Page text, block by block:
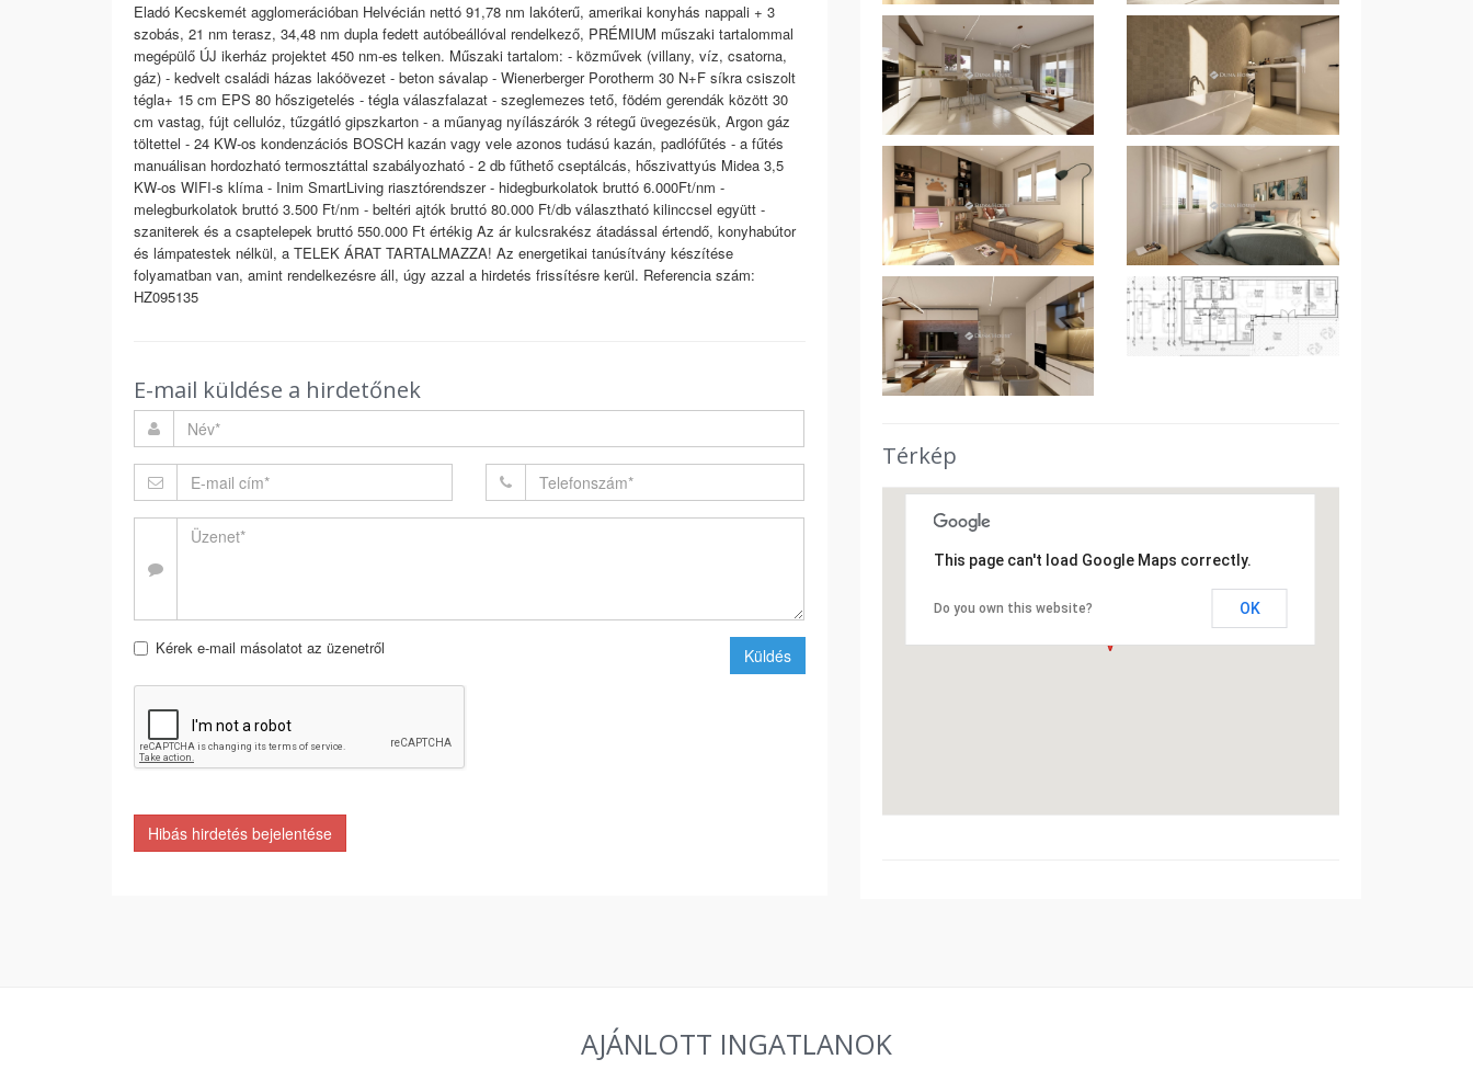
Eladó Kecskemét agglomerációban Helvécián nettó 91,78 nm lakóterű, amerikai konyhás nappali + 3
szobás, 21 nm terasz, 34,48 nm dupla fedett autóbeállóval rendelkező, PRÉMIUM műszaki tartalommal
megépülő ÚJ ikerház projektet 450 nm-es telken. Műszaki tartalom: - közművek (villany, víz, csatorna,
gáz) - kedvelt családi házas lakóövezet - beton sávalap - Wienerberger Porotherm 30 N+F síkra csiszolt
tégla+ 15 cm EPS 80 hőszigetelés - tégla válaszfalazat - szeglemezes tető, födém gerendák között 30
cm vastag, fújt cellulóz, tűzgátló gipszkarton - a műanyag nyílászárók 3 rétegű üvegezésük, Argon gáz
töltettel - 24 KW-os kondenzációs BOSCH kazán vagy vele azonos tudású kazán, padlófűtés - a fűtés
manuálisan hordozható termosztáttal szabályozható - 2 db fűthető cseptálcás, hőszivattyús Midea 3,5
KW-os WIFI-s klíma - Inim SmartLiving riasztórendszer - hidegburkolatok bruttó 6.000Ft/nm -
melegburkolatok bruttó 3.500 Ft/nm - beltéri ajtók bruttó 80.000 Ft/db választható kilinccsel együtt -
szaniterek és a csaptelepek bruttó 550.000 Ft értékig Az ár kulcsrakész átadással értendő, konyhabútor
és lámpatestek nélkül, a TELEK ÁRAT TARTALMAZZA! Az energetikai tanúsítvány készítése
folyamatban van, amint rendelkezésre áll, úgy azzal a hirdetés frissítésre kerül. Referencia szám:
HZ095135
E-mail küldése a hirdetőnek
Kérek e-mail másolatot az üzenetről Küldés
Hibás hirdetés bejelentése
Térkép
This page can't load Google Maps correctly.
Do you own this website? OK
AJÁNLOTT INGATLANOK